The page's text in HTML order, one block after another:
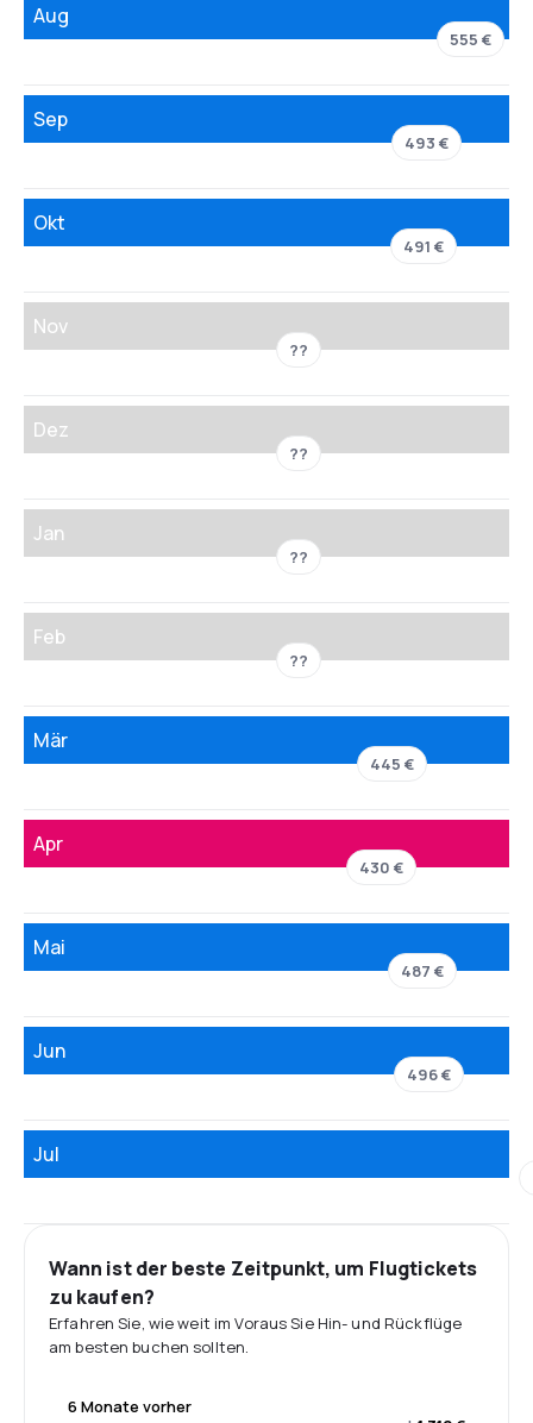
Aug
555 €
Sep
493 €
Okt
491 €
Nov
??
Dez
??
Jan
??
Feb
??
Mär
445 €
Apr
430 €
Mai
487 €
Jun
496 €
Jul
Wann ist der beste Zeitpunkt, um Flugtickets
zu kaufen?
Erfahren Sie, wie weit im Voraus Sie Hin- und Rückflüge
am besten buchen sollten.
6 Monate vorher